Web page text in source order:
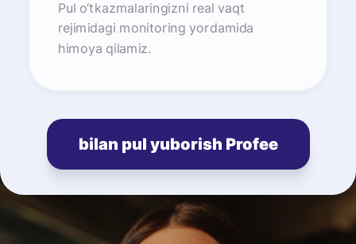
Pul o‘tkazmalaringizni real vaqt
rejimidagi monitoring yordamida
himoya qilamiz.
bilan pul yuborish Profee